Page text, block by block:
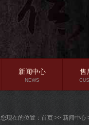
行业资讯
新闻中心
NEWS
售
您现在的位置： 首页 >> 新闻中心